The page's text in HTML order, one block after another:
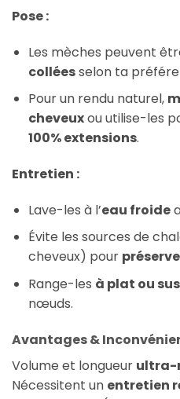
Pose :
Les mèches peuvent
colléesselon ta
Pour un rendu naturel,
cheveuxou utilise-les
100% extensions.
Entretien :
Lave-les à l’eau froide
Évite les sources de
cheveux) pour
Range-les à plat ou
nœuds.
Avantages &
Volume et longueur ultra-
Nécessitent un entretien